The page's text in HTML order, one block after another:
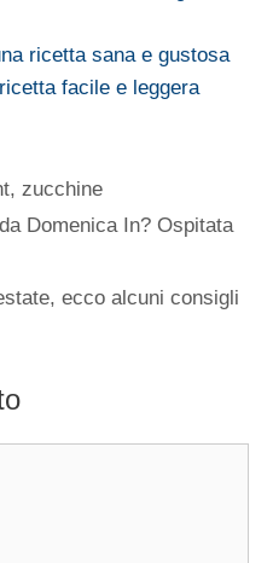
ricetta sana e gustosa
facile e leggera
, zucchine
Domenica In? Ospitata
ecco alcuni consigli